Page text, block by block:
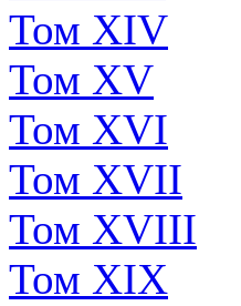
Том XIV
Том XV
Том XVI
Том XVII
Том XVIII
Том XIX